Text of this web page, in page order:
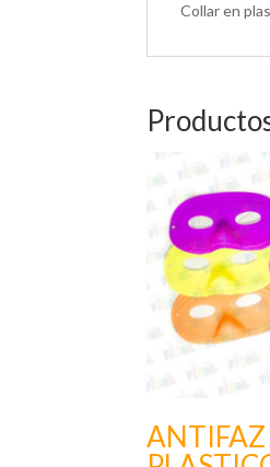
Collar en
ANTIFAZ